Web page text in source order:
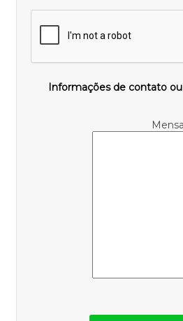
Informações de contato